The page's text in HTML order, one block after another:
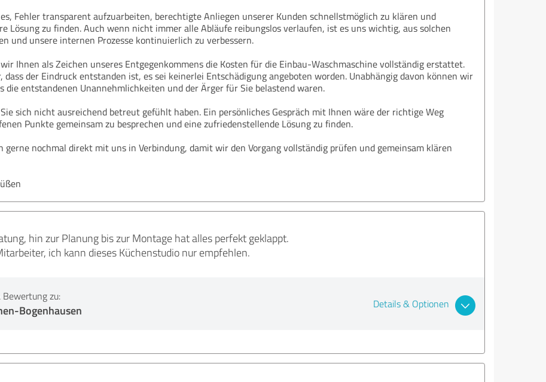
Fehler transparent aufzuarbeiten, berechtigte Anliegen unserer Kunden schnellstmöglich zu klären und
Lösung zu finden. Auch wenn nicht immer alle Abläufe reibungslos verlaufen, ist es uns wichtig, aus solchen
und unsere internen Prozesse kontinuierlich zu verbessern.
Ihnen als Zeichen unseres Entgegenkommens die Kosten für die Einbau-Waschmaschine vollständig erstattet.
dass der Eindruck entstanden ist, es sei keinerlei Entschädigung angeboten worden. Unabhängig davon können wir
die entstandenen Unannehmlichkeiten und der Ärger für Sie belastend waren.
sich nicht ausreichend betreut gefühlt haben. Ein persönliches Gespräch mit Ihnen wäre der richtige Weg
Punkte gemeinsam zu besprechen und eine zufriedenstellende Lösung zu finden.
gerne nochmal direkt mit uns in Verbindung, damit wir den Vorgang vollständig prüfen und gemeinsam klären
hin zur Planung bis zur Montage hat alles perfekt geklappt.
ich kann dieses Küchenstudio nur empfehlen.
zu:
Bogenhausen Details & Optionen